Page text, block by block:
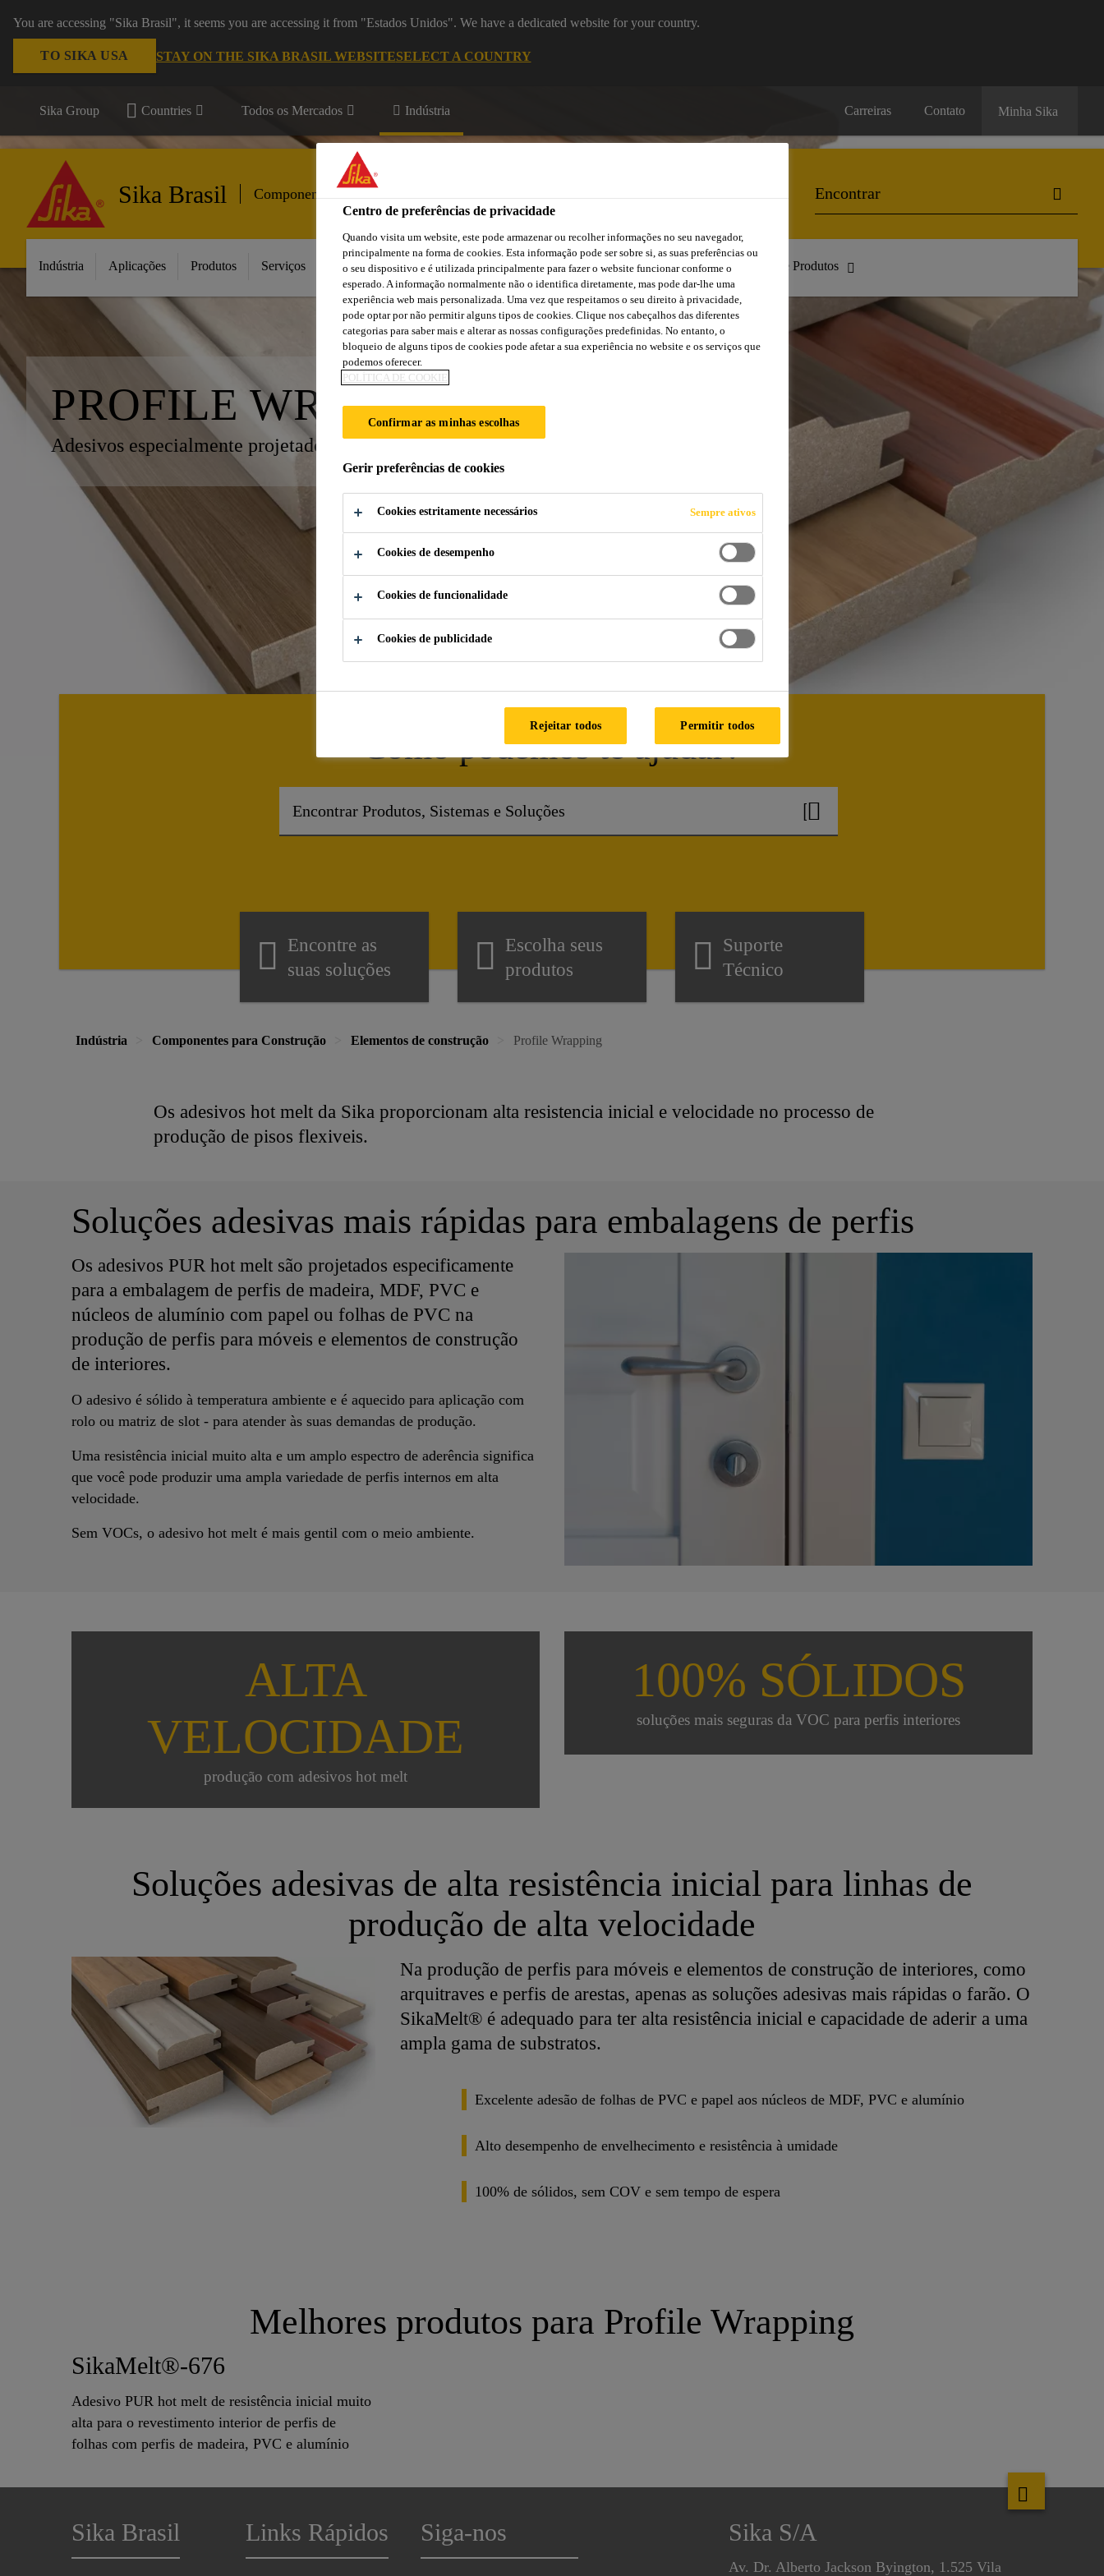
You are accessing "Sika Brasil", it seems you are accessing it from "Estados Unidos". We have a dedicated website for your country.
TO SIKA USA STAY ON THE SIKA BRASIL WEBSITESELECT A COUNTRY
Sika Group Countries Todos os Mercados Indústria Carreiras Contato Minha Sika
Sika Brasil Componentes para Construção
Indústria Aplicações Produtos Serviços Inovação Atendimento Técnico Indústria Centro de Downloads Catálogo de Produtos
PROFILE WRAPPING
Adesivos especialmente projetados para uma grande variedade de embalagens de perfis
Como podemos te ajudar?
Encontre as
suas soluções
Escolha seus
produtos
Suporte
Técnico
Indústria Componentes para Construção Elementos de construção Profile Wrapping
Os adesivos hot melt da Sika proporcionam alta resistencia inicial e velocidade no processo de
produção de pisos flexiveis.
Soluções adesivas mais rápidas para embalagens de perfis
Os adesivos PUR hot melt são projetados especificamente
para a embalagem de perfis de madeira, MDF, PVC e
núcleos de alumínio com papel ou folhas de PVC na
produção de perfis para móveis e elementos de construção
de interiores.
O adesivo é sólido à temperatura ambiente e é aquecido para aplicação com
rolo ou matriz de slot - para atender às suas demandas de produção.
Uma resistência inicial muito alta e um amplo espectro de aderência significa
que você pode produzir uma ampla variedade de perfis internos em alta
velocidade.
Sem VOCs, o adesivo hot melt é mais gentil com o meio ambiente.
ALTA
VELOCIDADE
produção com adesivos hot melt
100% SÓLIDOS
soluções mais seguras da VOC para perfis interiores
Soluções adesivas de alta resistência inicial para linhas de
produção de alta velocidade
Na produção de perfis para móveis e elementos de construção de interiores, como
arquitraves e perfis de arestas, apenas as soluções adesivas mais rápidas o farão. O
SikaMelt® é adequado para ter alta resistência inicial e capacidade de aderir a uma
ampla gama de substratos.
Excelente adesão de folhas de PVC e papel aos núcleos de MDF, PVC e alumínio
Alto desempenho de envelhecimento e resistência à umidade
100% de sólidos, sem COV e sem tempo de espera
Melhores produtos para Profile Wrapping
SikaMelt®-676
Adesivo PUR hot melt de resistência inicial muito
alta para o revestimento interior de perfis de
folhas com perfis de madeira, PVC e alumínio
Sika Brasil Links Rápidos Siga-nos Sika S/A
Av. Dr. Alberto Jackson Byington, 1.525 Vila
Centro de preferências de privacidade
Quando visita um website, este pode armazenar ou recolher informações no seu navegador,
principalmente na forma de cookies. Esta informação pode ser sobre si, as suas preferências ou
o seu dispositivo e é utilizada principalmente para fazer o website funcionar conforme o
esperado. A informação normalmente não o identifica diretamente, mas pode dar-lhe uma
experiência web mais personalizada. Uma vez que respeitamos o seu direito à privacidade,
pode optar por não permitir alguns tipos de cookies. Clique nos cabeçalhos das diferentes
categorias para saber mais e alterar as nossas configurações predefinidas. No entanto, o
bloqueio de alguns tipos de cookies pode afetar a sua experiência no website e os serviços que
podemos oferecer.
POLÍTICA DE COOKIE
Confirmar as minhas escolhas
Gerir preferências de cookies
Cookies estritamente necessários Sempre ativos
Cookies de desempenho
Cookies de funcionalidade
Cookies de publicidade
Rejeitar todos Permitir todos